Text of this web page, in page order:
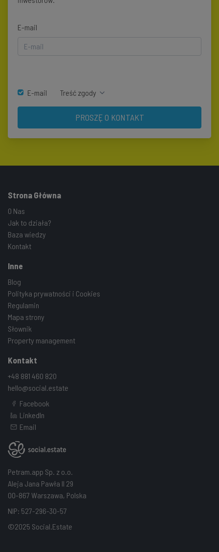
E-mail
E-mail Treść zgody
PROSZĘ O KONTAKT
Strona Główna
O Nas
Jak to działa?
Baza wiedzy
Kontakt
Inne
Blog
Polityka prywatności i Cookies
Regulamin
Mapa strony
Słownik
Property management
Kontakt
+48 881 460 820
hello@social.estate
Facebook
LinkedIn
Email
Petram.app Sp. z o.o.
Aleja Jana Pawła II 29
00-867 Warszawa, Polska
NIP: 527-296-30-57
©2025 Social.Estate